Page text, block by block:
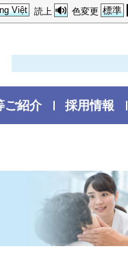
色変更 標準
読上
Việt
ご紹介 採用情報